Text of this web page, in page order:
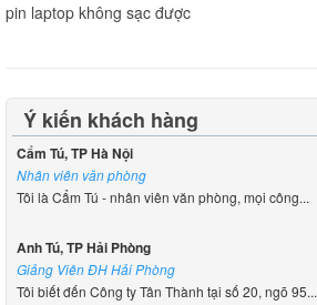
pin laptop không sạc được
Ý kiến khách hàng
Cẩm Tú, TP Hà Nội
Nhân viên văn phòng
Tôi là Cẩm Tú - nhân viên văn phòng, mọi công...
Anh Tú, TP Hải Phòng
Giảng Viên ĐH Hải Phòng
Tôi biết đến Công ty Tân Thành tại số 20, ngõ 95...